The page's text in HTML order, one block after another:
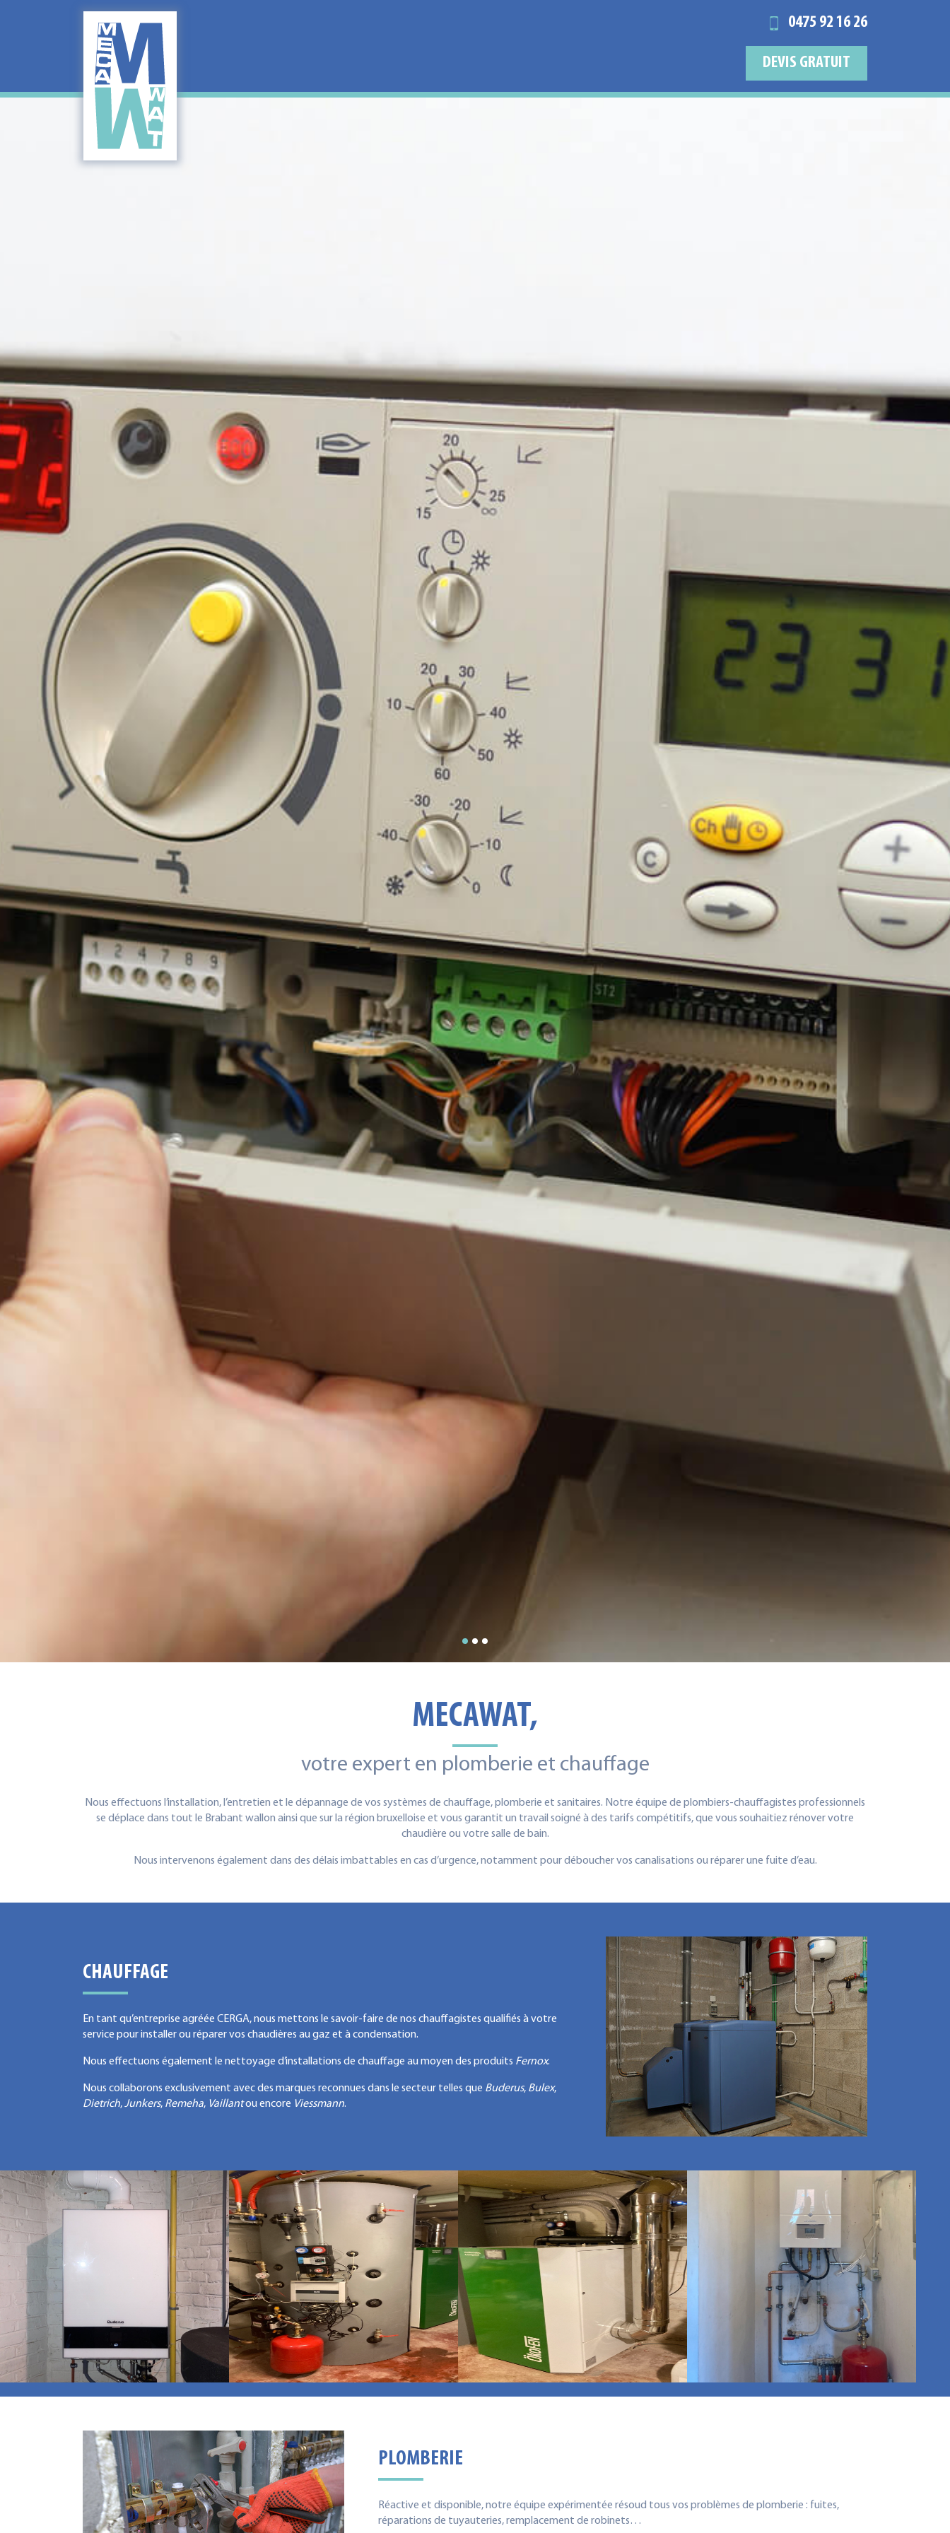
0475 92 16 26
DEVIS GRATUIT
MECAWAT,
votre expert en plomberie et chauffage
Nous effectuons l’installation, l’entretien et le dépannage de vos systèmes de chauffage, plomberie et sanitaires. Notre équipe de plombiers-chauffagistes professionnels
se déplace dans tout le Brabant wallon ainsi que sur la région bruxelloise et vous garantit un travail soigné à des tarifs compétitifs, que vous souhaitiez rénover votre
chaudière ou votre salle de bain.
Nous intervenons également dans des délais imbattables en cas d’urgence, notamment pour déboucher vos canalisations ou réparer une fuite d’eau.
CHAUFFAGE
En tant qu’entreprise agréée CERGA, nous mettons le savoir-faire de nos chauffagistes qualifiés à votre
service pour installer ou réparer vos chaudières au gaz et à condensation.
Nous effectuons également le nettoyage d’installations de chauffage au moyen des produits Fernox.
Nous collaborons exclusivement avec des marques reconnues dans le secteur telles que Buderus, Bulex,
Dietrich,Junkers, Remeha, Vaillantou encore Viessmann.
PLOMBERIE
Réactive et disponible, notre équipe expérimentée résoud tous vos problèmes de plomberie : fuites,
réparations de tuyauteries, remplacement de robinets…